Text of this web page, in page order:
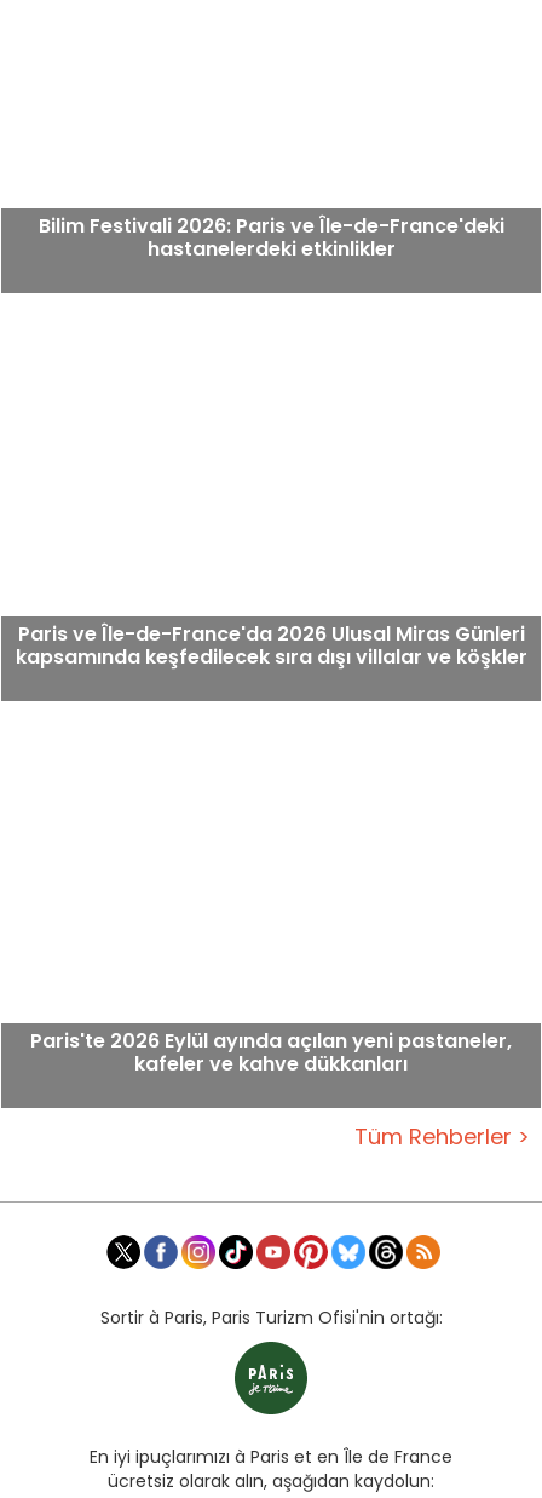
Bilim Festivali 2026: Paris ve Île-de-France'deki
hastanelerdeki etkinlikler
Paris ve Île-de-France'da 2026 Ulusal Miras Günleri
kapsamında keşfedilecek sıra dışı villalar ve köşkler
Paris'te 2026 Eylül ayında açılan yeni pastaneler,
kafeler ve kahve dükkanları
Tüm Rehberler >
Sortir à Paris, Paris Turizm Ofisi'nin ortağı:
En iyi ipuçlarımızı à Paris et en Île de France
ücretsiz olarak alın, aşağıdan kaydolun: